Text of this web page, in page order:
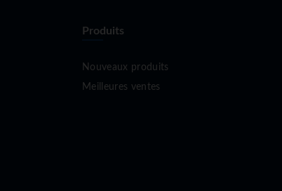
Produits
Nouveaux produits
Meilleures ventes